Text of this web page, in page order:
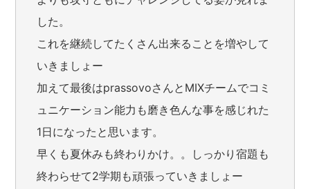
した。
これを継続してたくさん出来ることを増やして
いきましょー
加えて最後はprassovoさんとMIXチームでコミ
ュニケーション能力も磨き色んな事を感じれた
1日になったと思います。
早くも夏休みも終わりかけ。。しっかり宿題も
終わらせて2学期も頑張っていきましょー